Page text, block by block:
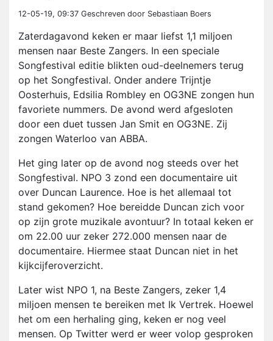
12-05-19, 09:37 Geschreven door Sebastiaan Boers
Zaterdagavond keken er maar liefst 1,1 miljoen
mensen naar Beste Zangers. In een speciale
Songfestival editie blikten oud-deelnemers terug
op het Songfestival. Onder andere Trijntje
Oosterhuis, Edsilia Rombley en OG3NE zongen hun
favoriete nummers. De avond werd afgesloten
door een duet tussen Jan Smit en OG3NE. Zij
zongen Waterloo van ABBA.
Het ging later op de avond nog steeds over het
Songfestival. NPO 3 zond een documentaire uit
over Duncan Laurence. Hoe is het allemaal tot
stand gekomen? Hoe bereidde Duncan zich voor
op zijn grote muzikale avontuur? In totaal keken er
om 22.00 uur zeker 272.000 mensen naar de
documentaire. Hiermee staat Duncan niet in het
kijkcijferoverzicht.
Later wist NPO 1, na Beste Zangers, zeker 1,4
miljoen mensen te bereiken met Ik Vertrek. Hoewel
het om een herhaling ging, keken er nog veel
mensen. Op Twitter werd er weer volop gesproken